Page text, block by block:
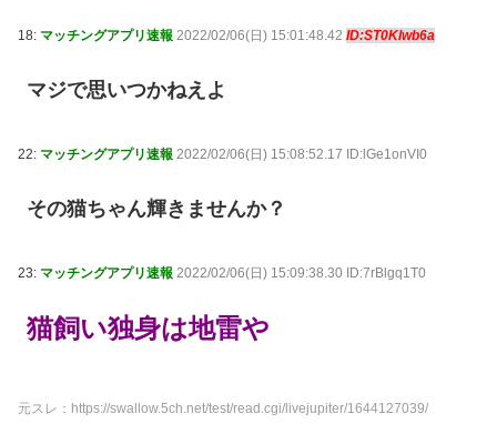
18: マッチングアプリ速報 2022/02/06(日) 15:01:48.42 ID:ST0Klwb6a
マジで思いつかねえよ
22: マッチングアプリ速報 2022/02/06(日) 15:08:52.17 ID:lGe1onVI0
その猫ちゃん輝きませんか？
23: マッチングアプリ速報 2022/02/06(日) 15:09:38.30 ID:7rBlgq1T0
猫飼い独身は地雷や
元スレ：https://swallow.5ch.net/test/read.cgi/livejupiter/1644127039/